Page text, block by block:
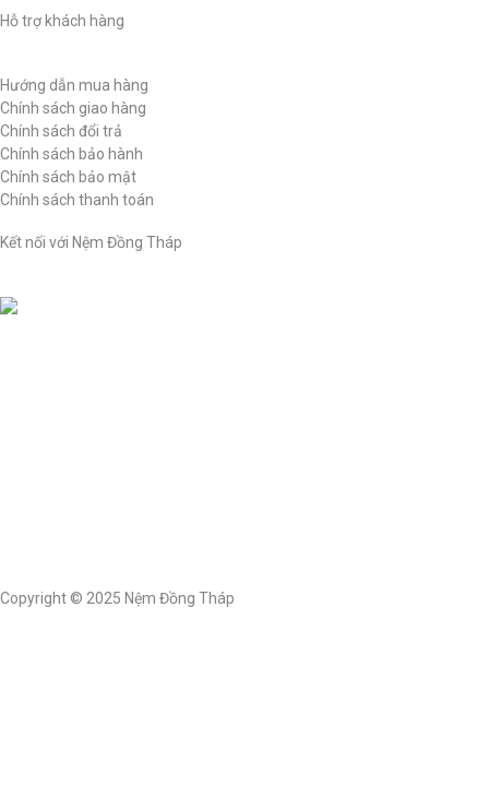
Hỗ trợ khách hàng
Hướng dẫn mua hàng
Chính sách giao hàng
Chính sách đổi trả
Chính sách bảo hành
Chính sách bảo mật
Chính sách thanh toán
Kết nối với Nệm Đồng Tháp
Copyright © 2025 Nệm Đồng Tháp